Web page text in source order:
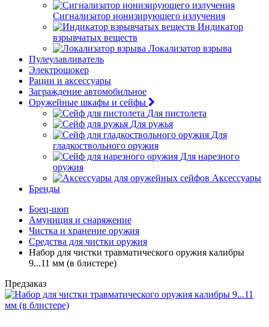
Сигнализатор ионизирующего излучения
Индикатор
взрывчатых веществ
Локализатор взрыва
Пулеулавливатель
Электрошокер
Рации и аксессуары
Заграждение автомобильное
Оружейные шкафы и сейфы
Для пистолета
Для ружья
Для
гладкоствольного оружия
Для нарезного
оружия
Аксессуары
Бренды
Боец-шоп
Амуниция и снаряжение
Чистка и хранение оружия
Средства для чистки оружия
Набор для чистки травматического оружия калибры
9...11 мм (в блистере)
Предзаказ